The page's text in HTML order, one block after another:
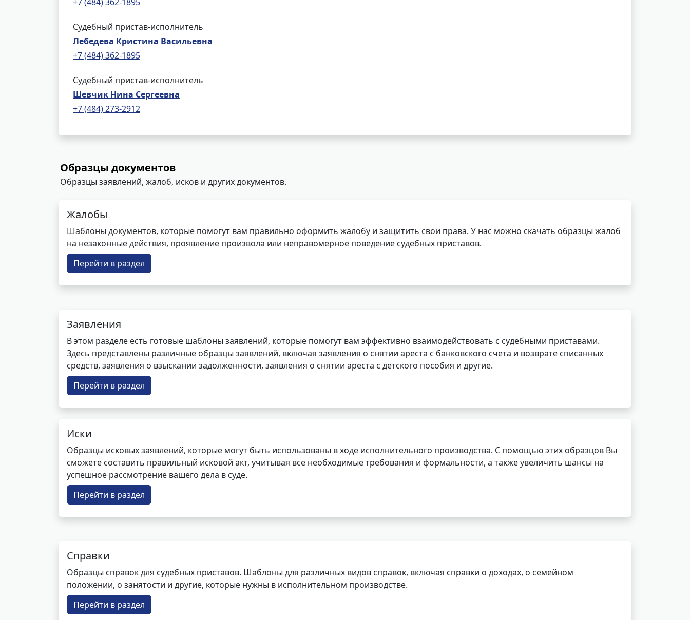
Судебный пристав-исполнитель
Лебедева Кристина Васильевна
+7 (484) 362-1895
Судебный пристав-исполнитель
Шевчик Нина Сергеевна
+7 (484) 273-2912
Образцы документов
Образцы заявлений, жалоб, исков и других документов.
Жалобы
Шаблоны документов, которые помогут вам правильно оформить жалобу и защитить свои права. У нас можно скачать образцы жалоб
на незаконные действия, проявление произвола или неправомерное поведение судебных приставов.
Перейти в раздел
Заявления
В этом разделе есть готовые шаблоны заявлений, которые помогут вам эффективно взаимодействовать с судебными приставами.
Здесь представлены различные образцы заявлений, включая заявления о снятии ареста с банковского счета и возврате списанных
средств, заявления о взыскании задолженности, заявления о снятии ареста с детского пособия и другие.
Перейти в раздел
Иски
Образцы исковых заявлений, которые могут быть использованы в ходе исполнительного производства. С помощью этих образцов Вы
сможете составить правильный исковой акт, учитывая все необходимые требования и формальности, а также увеличить шансы на
успешное рассмотрение вашего дела в суде.
Перейти в раздел
Справки
Образцы справок для судебных приставов. Шаблоны для различных видов справок, включая справки о доходах, о семейном
положении, о занятости и другие, которые нужны в исполнительном производстве.
Перейти в раздел